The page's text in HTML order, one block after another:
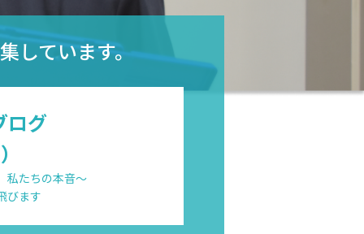
しています。
ログ
私たちの本音～
びます